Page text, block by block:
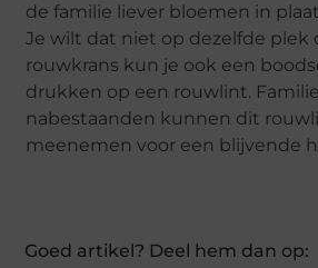
de familie liever bloemen in
Je wilt dat niet op dezelfde plek
rouwkrans kun je ook een
drukken op een rouwlint.
nabestaanden kunnen dit
meenemen voor een blijvende
Goed artikel? Deel hem dan op: